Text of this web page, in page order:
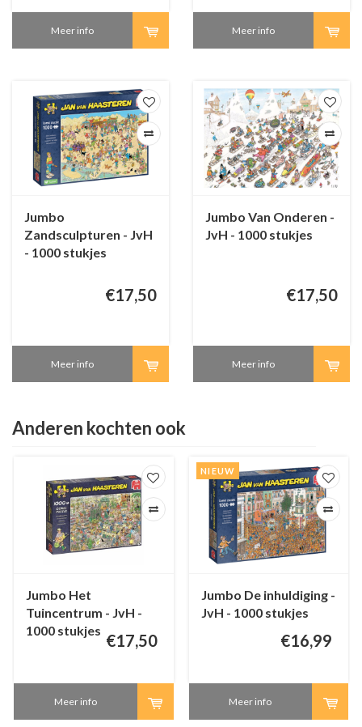
Meer info Meer info
Jumbo
Zandsculpturen - JvH
- 1000 stukjes
€17,50
Meer info
Jumbo Van Onderen -
JvH - 1000 stukjes
€17,50
Meer info
Anderen kochten ook
Jumbo Het
Tuincentrum - JvH -
1000 stukjes
€17,50
Meer info
NIEUW
Jumbo De inhuldiging -
JvH - 1000 stukjes
€16,99
Meer info